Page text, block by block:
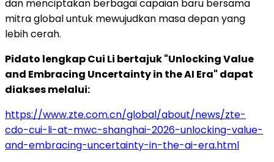
dan menciptakan berbagai capaian baru bersama
mitra global untuk mewujudkan masa depan yang
lebih cerah.
Pidato lengkap Cui Li bertajuk "Unlocking Value
and Embracing Uncertainty in the AI Era" dapat
diakses melalui:
https://www.zte.com.cn/global/about/news/zte-
cdo-cui-li-at-mwc-shanghai-2026-unlocking-value-
and-embracing-uncertainty-in-the-ai-era.html